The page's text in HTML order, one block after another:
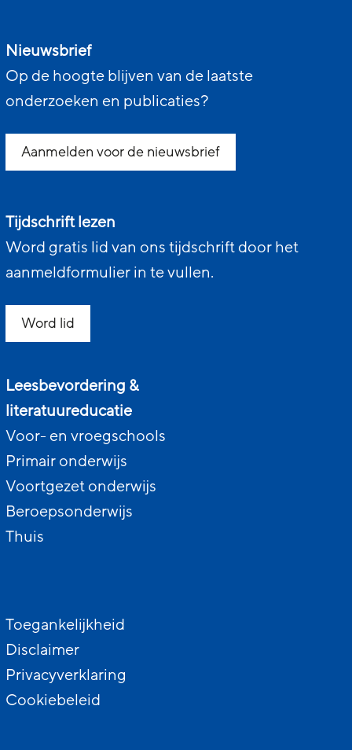
Nieuwsbrief
Op de hoogte blijven van de laatste
onderzoeken en publicaties?
Aanmelden voor de nieuwsbrief
Tijdschrift lezen
Word gratis lid van ons tijdschrift door het
aanmeldformulier in te vullen.
Word lid
Leesbevordering &
literatuureducatie
Voor- en vroegschools
Primair onderwijs
Voortgezet onderwijs
Beroepsonderwijs
Thuis
Toegankelijkheid
Disclaimer
Privacyverklaring
Cookiebeleid